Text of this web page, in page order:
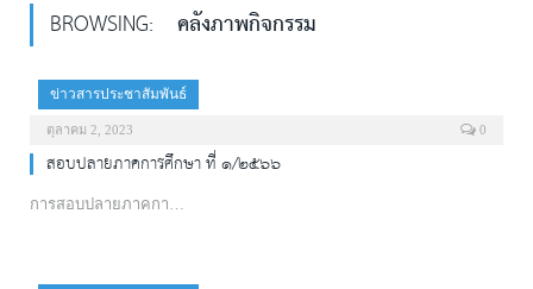
BROWSING: คลังภาพกิจกรรม
ข่าวสารประชาสัมพันธ์
ตุลาคม 2, 2023 0
สอบปลายภาคการศึกษา ที่ ๑/๒๕๖๖
การสอบปลายภาคกา…